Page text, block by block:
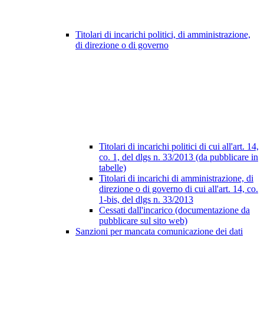
Titolari di incarichi politici, di amministrazione,
di direzione o di governo
Titolari di incarichi politici di cui all'art. 14,
co. 1, del dlgs n. 33/2013 (da pubblicare in
tabelle)
Titolari di incarichi di amministrazione, di
direzione o di governo di cui all'art. 14, co.
1-bis, del dlgs n. 33/2013
Cessati dall'incarico (documentazione da
pubblicare sul sito web)
Sanzioni per mancata comunicazione dei dati